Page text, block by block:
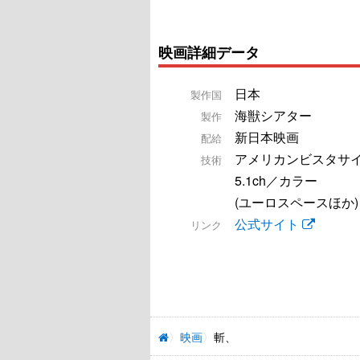
映画詳細データ
製作国 日本
製作 海獣シアター
配給 新日本映画
技術
アメリカンビスタサ
5.1ch／カラー
(ユーロスペースほか)
リンク 公式サイト
映画 斬、